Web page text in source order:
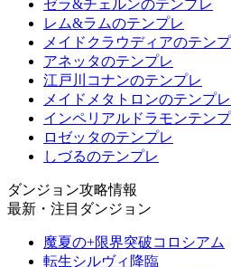
ゼラ&チェルンのテンプレ
レム&ラムのテンプレ
メイドクラウディアのテン
アネッタのテンプレ
江戸川コナンのテンプレ
メイドメタトロンのテンプレ
インペリアルドラモンテン
ロゼッタのテンプレ
しづるのテンプレ
ダンジョン攻略情報
最新・注目ダンジョン
魔夏の+限界突破コロシアム
転生シルヴィ降臨